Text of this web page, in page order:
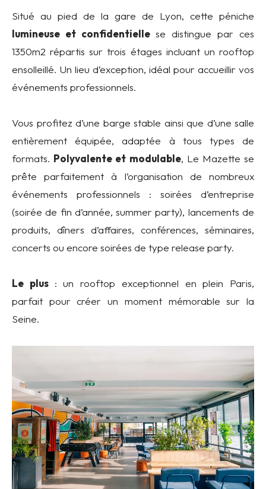
Situé au pied de la gare de Lyon, cette péniche
lumineuse et confidentielle se distingue par ces
1350m2 répartis sur trois étages incluant un rooftop
ensolleillé. Un lieu d’exception, idéal pour accueillir vos
événements professionnels.
Vous profitez d’une barge stable ainsi que d’une salle
entièrement équipée, adaptée à tous types de
formats. Polyvalente et modulable, Le Mazette se
prête parfaitement à l’organisation de nombreux
événements professionnels : soirées d’entreprise
(soirée de fin d’année, summer party), lancements de
produits, dîners d’affaires, conférences, séminaires,
concerts ou encore soirées de type release party.
Le plus : un rooftop exceptionnel en plein Paris,
parfait pour créer un moment mémorable sur la
Seine.